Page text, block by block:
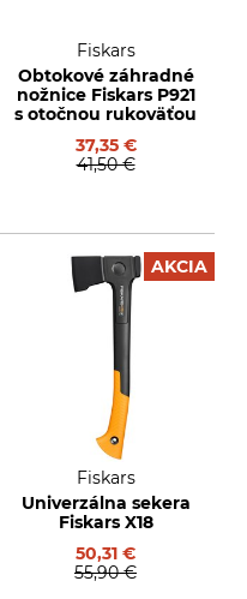
Fiskars
Obtokové záhradné
nožnice Fiskars P921
s otočnou rukoväťou
37,35 €
41,50 €
AKCIA
Fiskars
Univerzálna sekera
Fiskars X18
50,31 €
55,90 €